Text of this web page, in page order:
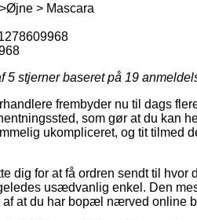
> Mascara
5 stjerner baseret på 19
frembyder nu til dags
som gør at du kan
ukompliceret, og tit tilmed
dig for at få ordren sendt til
usædvanlig enkel. Den
af at du har bopæl nærved online